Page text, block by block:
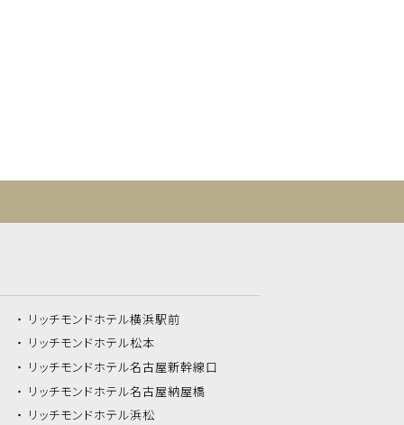
リッチモンドホテル横浜駅前
リッチモンドホテル松本
リッチモンドホテル名古屋新幹線口
リッチモンドホテル名古屋納屋橋
リッチモンドホテル浜松